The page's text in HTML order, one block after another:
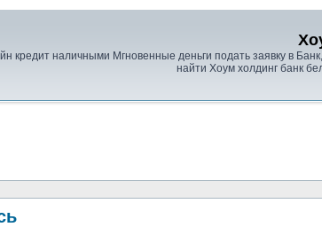
кредит наличными Мгновенные деньги подать заявку в
найти Хоум холдинг банк